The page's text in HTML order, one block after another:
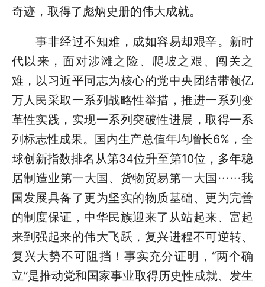
奇迹，取得了彪炳史册的伟大成就。
事非经过不知难，成如容易却艰辛。新时
代以来，面对涉滩之险、爬坡之艰、闯关之
难，以习近平同志为核心的党中央团结带领亿
万人民采取一系列战略性举措，推进一系列变
革性实践，实现一系列突破性进展，取得一系
列标志性成果。国内生产总值年均增长6%，全
球创新指数排名从第34位升至第10位，多年稳
居制造业第一大国、货物贸易第一大国……我
国发展具备了更为坚实的物质基础、更为完善
的制度保证，中华民族迎来了从站起来、富起
来到强起来的伟大飞跃，复兴进程不可逆转、
复兴大势不可阻挡！事实充分证明，“两个确
立”是推动党和国家事业取得历史性成就、发生